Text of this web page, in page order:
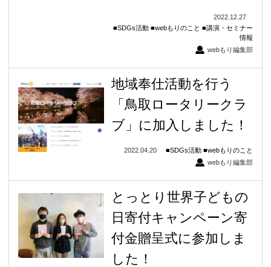
2022.12.27
SDGs活動
webもりのこと
講演・セミナー
情報
webもり編集部
地域奉仕活動を行う
「鳥取ロータリークラ
ブ」に加入しました！
2022.04.20 SDGs活動
webもりのこと
webもり編集部
とっとり世界子どもの
日寄付キャンペーン寄
付金贈呈式に参加しま
した！